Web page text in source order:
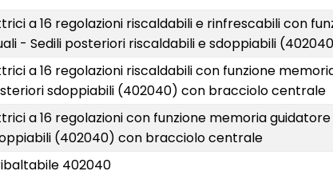
a 16 regolazioni riscaldabili e rinfrescabili con
- Sedili posteriori riscaldabili e sdoppiabili
a 16 regolazioni riscaldabili con funzione
sdoppiabili (402040) con bracciolo centrale
a 16 regolazioni con funzione memoria
(402040) con bracciolo centrale
402040